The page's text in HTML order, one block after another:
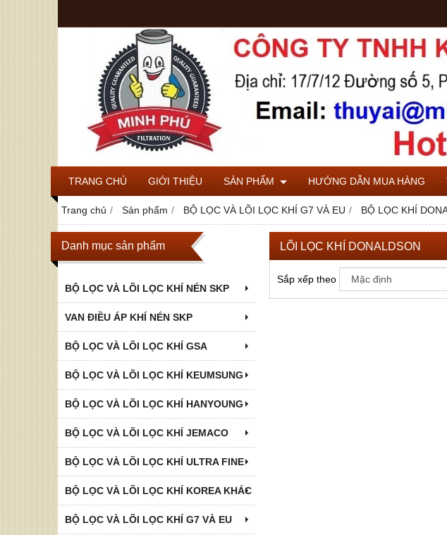
TRANG CHỦ GIỚI THIỆU SẢN PHẨM HƯỚNG DẪN MUA HÀNG
Trang chủ Sản phẩm BỘ LỌC VÀ LÕI LỌC KHÍ G7 VÀ EU BỘ LỌC KHÍ
Danh mục sản phẩm
BỘ LỌC VÀ LÕI LỌC KHÍ NÉN SKP
VAN ĐIỀU ÁP KHÍ NÉN SKP
BỘ LỌC VÀ LÕI LỌC KHÍ GSA
BỘ LỌC VÀ LÕI LỌC KHÍ KEUMSUNG
BỘ LỌC VÀ LÕI LỌC KHÍ HANYOUNG
BỘ LỌC VÀ LÕI LỌC KHÍ JEMACO
BỘ LỌC VÀ LÕI LỌC KHÍ ULTRA FINE
BỘ LỌC VÀ LÕI LỌC KHÍ KOREA KHÁC
BỘ LỌC VÀ LÕI LỌC KHÍ G7 VÀ EU
LÕI LỌC KHÍ DONALDSON
Sắp xếp theo